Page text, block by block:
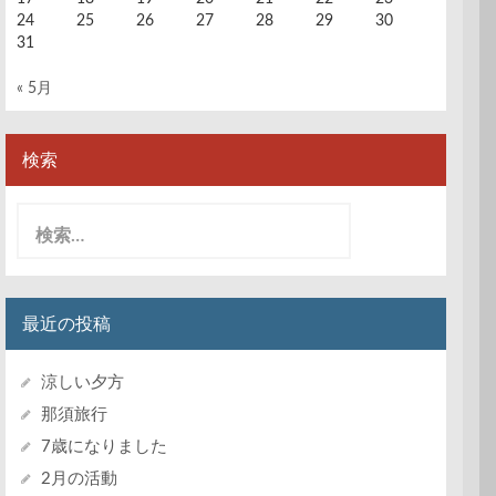
24
25 26 27 28 29
30
31
« 5月
検索
最近の投稿
涼しい夕方
那須旅行
7歳になりました
2月の活動